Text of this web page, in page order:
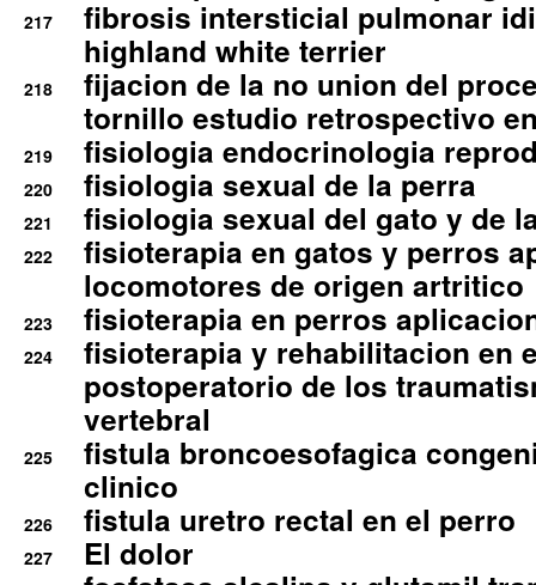
217
fibrosis intersticial pulmonar
highland white terrier
218
fijacion de la no union del
tornillo estudio retrospectivo
219 fisiologia endocrinologia
220 fisiologia sexual de la perra
221 fisiologia sexual del gato y de
222
fisioterapia en gatos y perros
locomotores de origen artritico
223 fisioterapia en perros
224
fisioterapia y rehabilitacion en
postoperatorio de los
vertebral
225
fistula broncoesofagica
clinico
226 fistula uretro rectal en el perro
227 El dolor